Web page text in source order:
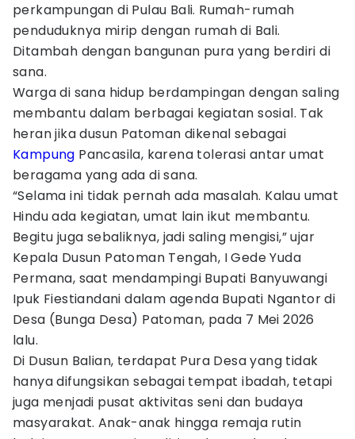
perkampungan di Pulau Bali. Rumah-rumah
penduduknya mirip dengan rumah di Bali.
Ditambah dengan bangunan pura yang berdiri di
sana.
Warga di sana hidup berdampingan dengan saling
membantu dalam berbagai kegiatan sosial. Tak
heran jika dusun Patoman dikenal sebagai
Kampung Pancasila, karena tolerasi antar umat
beragama yang ada di sana.
“Selama ini tidak pernah ada masalah. Kalau umat
Hindu ada kegiatan, umat lain ikut membantu.
Begitu juga sebaliknya, jadi saling mengisi,” ujar
Kepala Dusun Patoman Tengah, I Gede Yuda
Permana, saat mendampingi Bupati Banyuwangi
Ipuk Fiestiandani dalam agenda Bupati Ngantor di
Desa (Bunga Desa) Patoman, pada 7 Mei 2026
lalu.
Di Dusun Balian, terdapat Pura Desa yang tidak
hanya difungsikan sebagai tempat ibadah, tetapi
juga menjadi pusat aktivitas seni dan budaya
masyarakat. Anak-anak hingga remaja rutin